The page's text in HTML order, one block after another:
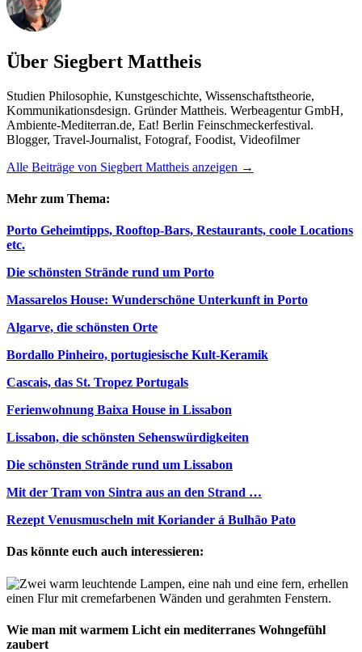
Über Siegbert Mattheis
Studien Philosophie, Kunstgeschichte, Wissenschaftstheorie,
Kommunikationsdesign. Gründer Mattheis. Werbeagentur GmbH,
Ambiente-Mediterran.de, Eat! Berlin Feinschmeckerfestival.
Blogger, Travel-Journalist, Fotograf, Foodist, Videofilmer
Alle Beiträge von Siegbert Mattheis anzeigen →
Mehr zum Thema:
Porto Geheimtipps, Rooftop-Bars, Restaurants, coole Locations
etc.
Die schönsten Strände rund um Porto
Massarelos House: Wunderschöne Unterkunft in Porto
Algarve, die schönsten Orte
Bordallo Pinheiro, portugiesische Kult-Keramik
Cascais, das St. Tropez Portugals
Ferienwohnung Baixa House in Lissabon
Lissabon, die schönsten Sehenswürdigkeiten
Die schönsten Strände rund um Lissabon
Mit der Tram von Sintra aus an den Strand …
Rezept Venusmuscheln mit Koriander á Bulhão Pato
Das könnte euch auch interessieren:
Wie man mit warmem Licht ein mediterranes Wohngefühl
zaubert